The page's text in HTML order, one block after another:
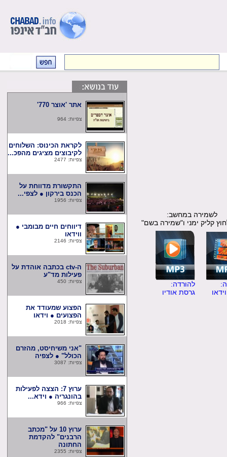
במחשב:
קליק ימני ו"שמירה בשם"
להורדה:
גרסת אודיו
אתר 'אוצר 770'
צפיות: 964
לקראת הכינוס: השלוחים
לקיבוצים מציגים מהפכ...
צפיות: 2477
התקשורת מדווחת על
הכנס בירקון ● לצפי...
צפיות: 1956
דיווחים חיים מבומבי ●
ווידאו
צפיות: 2146
ה-ctv בכתבה אוהדת על
פעילות מד"ע
צפיות: 450
הפצוע שמעודד את
הפצועים ● וידאו
צפיות: 2018
"אני משיחיסט, מהזרם
הכולל" ● לצפיה
צפיות: 3087
ערוץ 7: הצצה לפעילות
בהונגריה ● וידא...
צפיות: 966
ערוץ 10 על "מכתב
הרבנים" להקדמת
החתונה
צפיות: 2355